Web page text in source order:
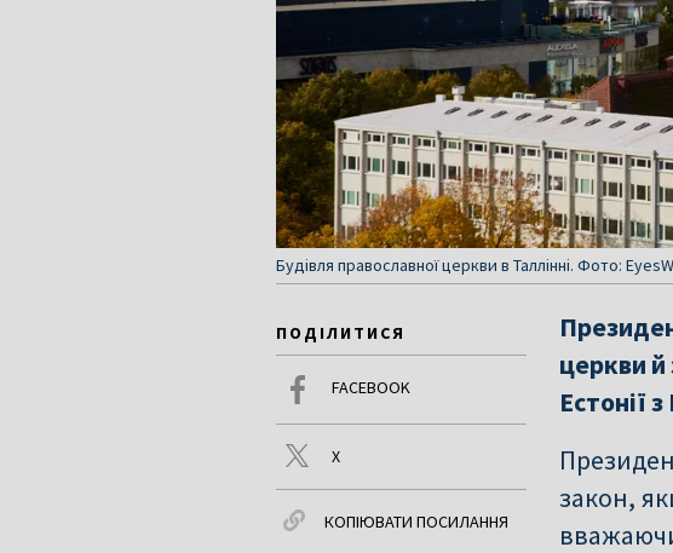
Будівля православної церкви в Таллінні. Фото:
ПОДІЛИТИСЯ
FACEBOOK
X
КОПІЮВАТИ ПОСИЛАННЯ
церкви й
Естонії
закон,